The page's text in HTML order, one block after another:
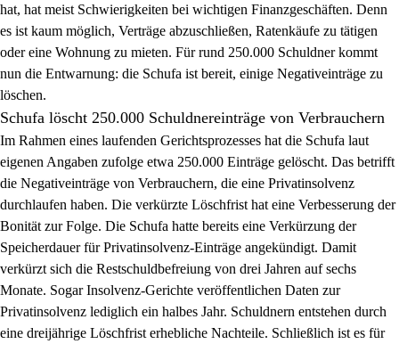
hat, hat meist Schwierigkeiten bei wichtigen Finanzgeschäften. Denn
es ist kaum möglich, Verträge abzuschließen, Ratenkäufe zu tätigen
oder eine Wohnung zu mieten. Für rund 250.000 Schuldner kommt
nun die Entwarnung: die Schufa ist bereit, einige Negativeinträge zu
löschen.
Schufa löscht 250.000 Schuldnereinträge von Verbrauchern
Im Rahmen eines laufenden Gerichtsprozesses hat die Schufa laut
eigenen Angaben zufolge etwa 250.000 Einträge gelöscht. Das betrifft
die Negativeinträge von Verbrauchern, die eine Privatinsolvenz
durchlaufen haben. Die verkürzte Löschfrist hat eine Verbesserung der
Bonität zur Folge. Die Schufa hatte bereits eine Verkürzung der
Speicherdauer für Privatinsolvenz-Einträge angekündigt. Damit
verkürzt sich die Restschuldbefreiung von drei Jahren auf sechs
Monate. Sogar Insolvenz-Gerichte veröffentlichen Daten zur
Privatinsolvenz lediglich ein halbes Jahr. Schuldnern entstehen durch
eine dreijährige Löschfrist erhebliche Nachteile. Schließlich ist es für